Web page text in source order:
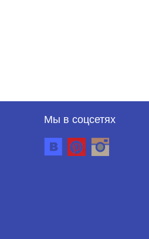
Мы в соцсетях